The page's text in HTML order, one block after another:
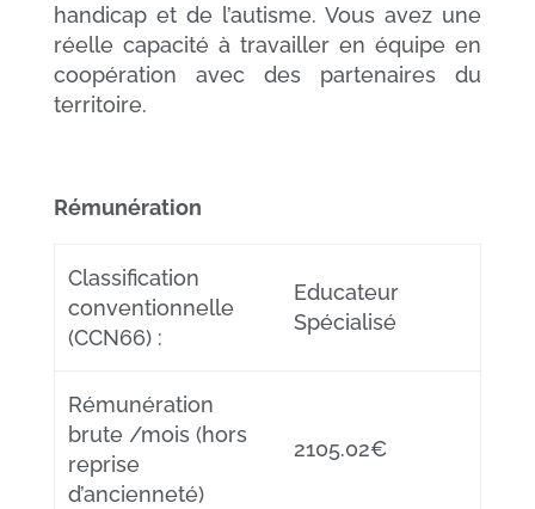
handicap et de l’autisme. Vous avez une
réelle capacité à travailler en équipe en
coopération avec des partenaires du
territoire.
Rémunération
Classification
conventionnelle
(CCN66) :
Educateur
Spécialisé
Rémunération
brute /mois (hors
reprise
d’ancienneté)
2105.02€